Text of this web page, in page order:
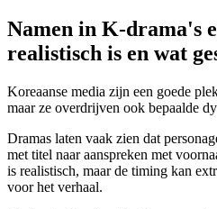
Namen in K-drama's
realistisch is en wat
Koreaanse media zijn een goede
maar ze overdrijven ook bepaalde
Dramas laten vaak zien dat
met titel naar aanspreken met
is realistisch, maar de timing kan
voor het verhaal.